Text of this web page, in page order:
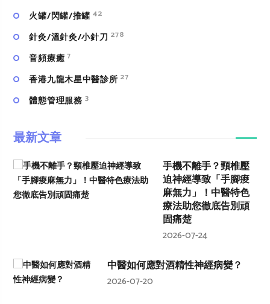
火罐/閃罐/推罐 42
針灸/溫針灸/小針刀 278
⾳頻療癒 7
香港九龍木星中醫診所 27
體態管理服務 3
最新文章
手機不離手？頸椎壓
迫神經導致「手腳痠
麻無力」！中醫特色
療法助您徹底告別頑
固痛楚
2026-07-24
中醫如何應對酒精性神經病變？
2026-07-20